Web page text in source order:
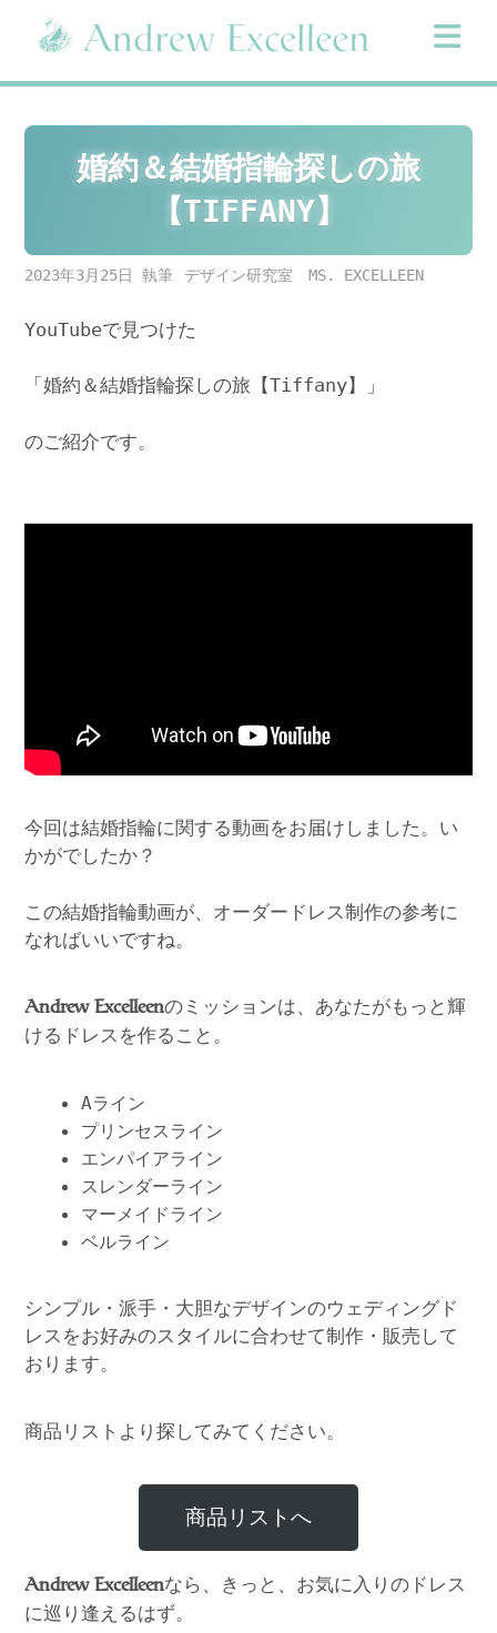
content
婚約＆結婚指輪探しの旅
【TIFFANY】
2023年3月25日 デザイン研究室 MS. EXCELLEEN
YouTubeで見つけた
「婚約＆結婚指輪探しの旅【Tiffany】」
のご紹介です。
今回は結婚指輪に関する動画をお届けしました。い
かがでしたか？
この結婚指輪動画が、オーダードレス制作の参考に
なればいいですね。
Andrew Excelleenのミッションは、あなたがもっと輝
けるドレスを作ること。
Aライン
プリンセスライン
エンパイアライン
スレンダーライン
マーメイドライン
ベルライン
シンプル・派手・大胆なデザインのウェディングド
レスをお好みのスタイルに合わせて制作・販売して
おります。
商品リストより探してみてください。
商品リストへ
Andrew Excelleenなら、きっと、お気に入りのドレス
に巡り逢えるはず。